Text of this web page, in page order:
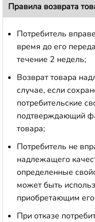
Правила возврата
Потребитель
время до его
течение 2 недель;
Возврат товара
случае, если
потребительские
подтверждающий
товара;
Потребитель не
надлежащего
определенные
может быть
приобретающим
При отказе